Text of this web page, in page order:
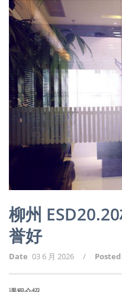
柳州
誉好
Date 03 6 月 2026 /